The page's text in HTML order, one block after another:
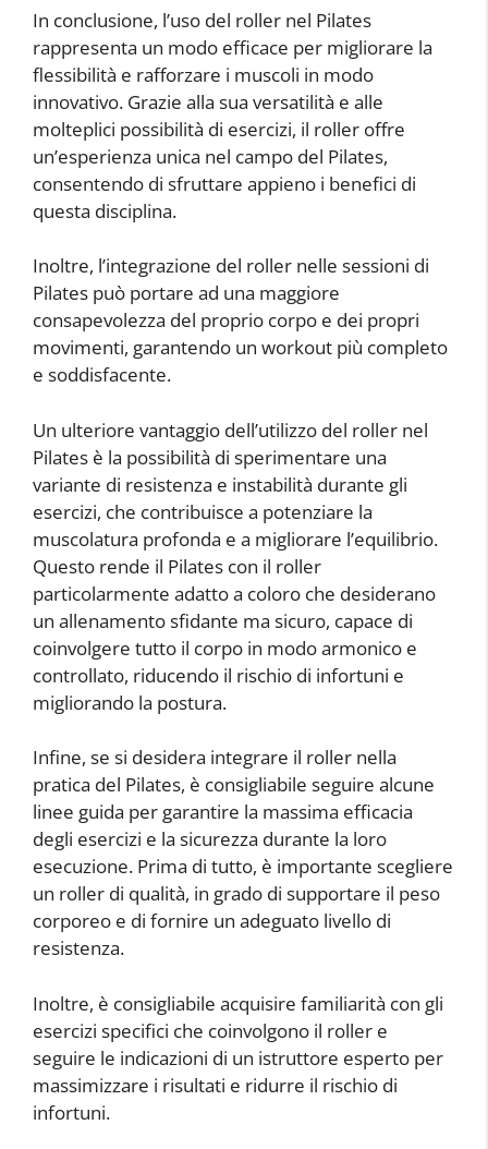
In conclusione, l’uso del roller nel Pilates
rappresenta un modo efficace per migliorare la
flessibilità e rafforzare i muscoli in modo
innovativo. Grazie alla sua versatilità e alle
molteplici possibilità di esercizi, il roller offre
un’esperienza unica nel campo del Pilates,
consentendo di sfruttare appieno i benefici di
questa disciplina.
Inoltre, l’integrazione del roller nelle sessioni di
Pilates può portare ad una maggiore
consapevolezza del proprio corpo e dei propri
movimenti, garantendo un workout più completo
e soddisfacente.
Un ulteriore vantaggio dell’utilizzo del roller nel
Pilates è la possibilità di sperimentare una
variante di resistenza e instabilità durante gli
esercizi, che contribuisce a potenziare la
muscolatura profonda e a migliorare l’equilibrio.
Questo rende il Pilates con il roller
particolarmente adatto a coloro che desiderano
un allenamento sfidante ma sicuro, capace di
coinvolgere tutto il corpo in modo armonico e
controllato, riducendo il rischio di infortuni e
migliorando la postura.
Infine, se si desidera integrare il roller nella
pratica del Pilates, è consigliabile seguire alcune
linee guida per garantire la massima efficacia
degli esercizi e la sicurezza durante la loro
esecuzione. Prima di tutto, è importante scegliere
un roller di qualità, in grado di supportare il peso
corporeo e di fornire un adeguato livello di
resistenza.
Inoltre, è consigliabile acquisire familiarità con gli
esercizi specifici che coinvolgono il roller e
seguire le indicazioni di un istruttore esperto per
massimizzare i risultati e ridurre il rischio di
infortuni.